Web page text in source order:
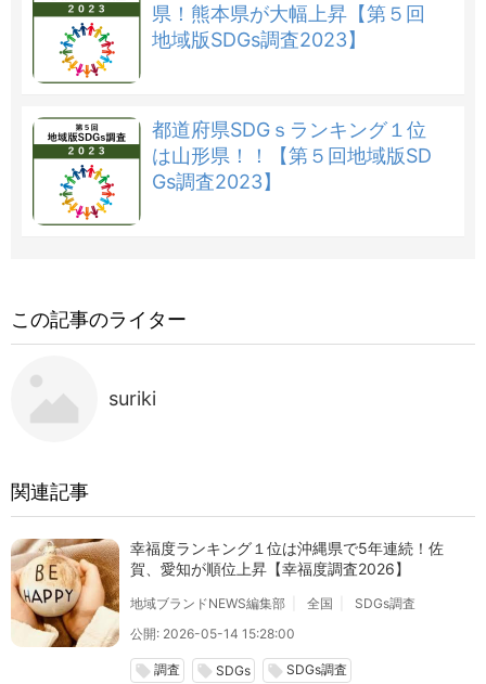
県！熊本県が大幅上昇【第５回
地域版SDGs調査2023】
都道府県SDGｓランキング１位
は山形県！！【第５回地域版SD
Gs調査2023】
この記事のライター
suriki
関連記事
幸福度ランキング１位は沖縄県で5年連続！佐
賀、愛知が順位上昇【幸福度調査2026】
地域ブランドNEWS編集部 全国
SDGs調査
公開: 2026-05-14 15:28:00
local_offer 調査 local_offer SDGs local_offer SDGs調査